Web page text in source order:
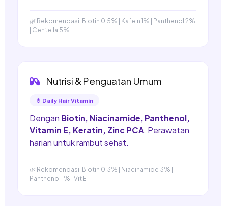
🌿 Rekomendasi: Biotin 0.5% | Kafein 1% | Panthenol 2%
| Centella 5%
Nutrisi & Penguatan Umum
💊 Daily Hair Vitamin
Dengan Biotin, Niacinamide, Panthenol,
Vitamin E, Keratin, Zinc PCA. Perawatan
harian untuk rambut sehat.
🌿 Rekomendasi: Biotin 0.3% | Niacinamide 3% |
Panthenol 1% | Vit E